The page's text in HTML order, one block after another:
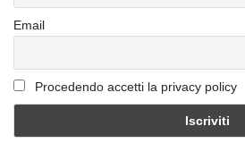
Email
Procedendo accetti la privacy policy